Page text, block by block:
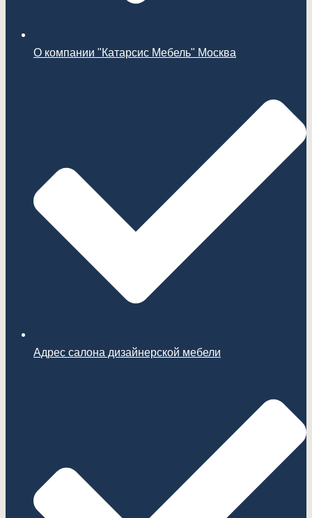
О компании "Катарсис Мебель" Москва
Адрес салона дизайнерской мебели